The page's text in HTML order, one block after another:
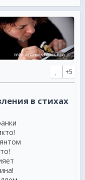
ювелиры. Их
обрамленные в
завораживают
способны из
металла
имеют своих
Косьма и
о самой
в
легкого
и уважаемых
особой
и всегда
самые древние
при помощи самых
шедевры того
+5
в стихах